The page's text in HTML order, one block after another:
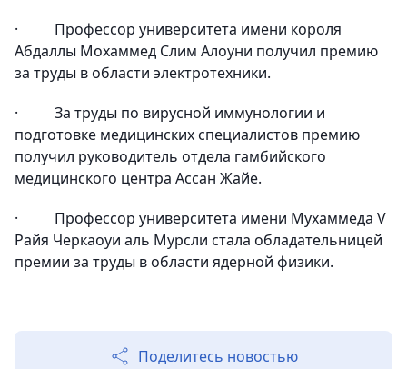
·
Профессор университета имени короля
Абдаллы Мохаммед Слим Алоуни получил премию
за труды в области электротехники.
·
За труды по вирусной иммунологии и
подготовке медицинских специалистов премию
получил руководитель отдела гамбийского
медицинского центра Ассан Жайе.
·
Профессор университета имени Мухаммеда V
Райя Черкаоуи аль Мурсли стала обладательницей
премии за труды в области ядерной физики.
Поделитесь новостью